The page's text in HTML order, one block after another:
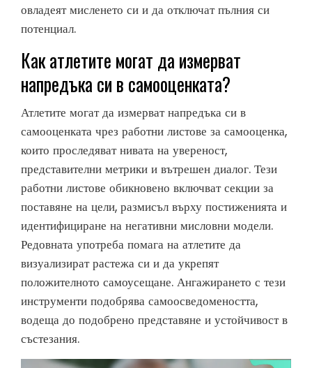
овладеят мисленето си и да отключат пълния си
потенциал.
Как атлетите могат да измерват
напредъка си в самооценката?
Атлетите могат да измерват напредъка си в
самооценката чрез работни листове за самооценка,
които проследяват нивата на увереност,
представителни метрики и вътрешен диалог. Тези
работни листове обикновено включват секции за
поставяне на цели, размисъл върху постиженията и
идентифициране на негативни мисловни модели.
Редовната употреба помага на атлетите да
визуализират растежа си и да укрепят
положителното самоусещане. Ангажирането с тези
инструменти подобрява самоосведомеността,
водеща до подобрено представяне и устойчивост в
състезания.